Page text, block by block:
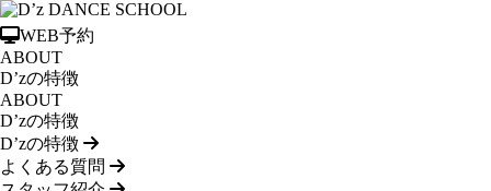
WEB予約
ABOUT
D’zの特徴
ABOUT
D’zの特徴
D’zの特徴
よくある質問